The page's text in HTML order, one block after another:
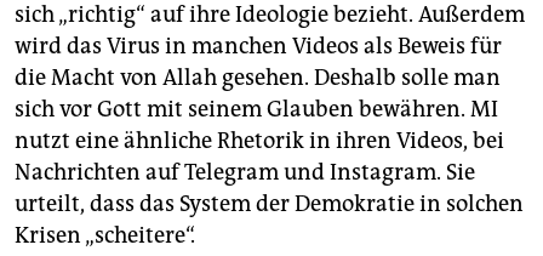
sich „richtig“ auf ihre Ideologie bezieht. Außerdem
wird das Virus in manchen Videos als Beweis für
die Macht von Allah gesehen. Deshalb solle man
sich vor Gott mit seinem Glauben bewähren. MI
nutzt eine ähnliche Rhetorik in ihren Videos, bei
Nachrichten auf Telegram und Instagram. Sie
urteilt, dass das System der Demokratie in solchen
Krisen „scheitere“.